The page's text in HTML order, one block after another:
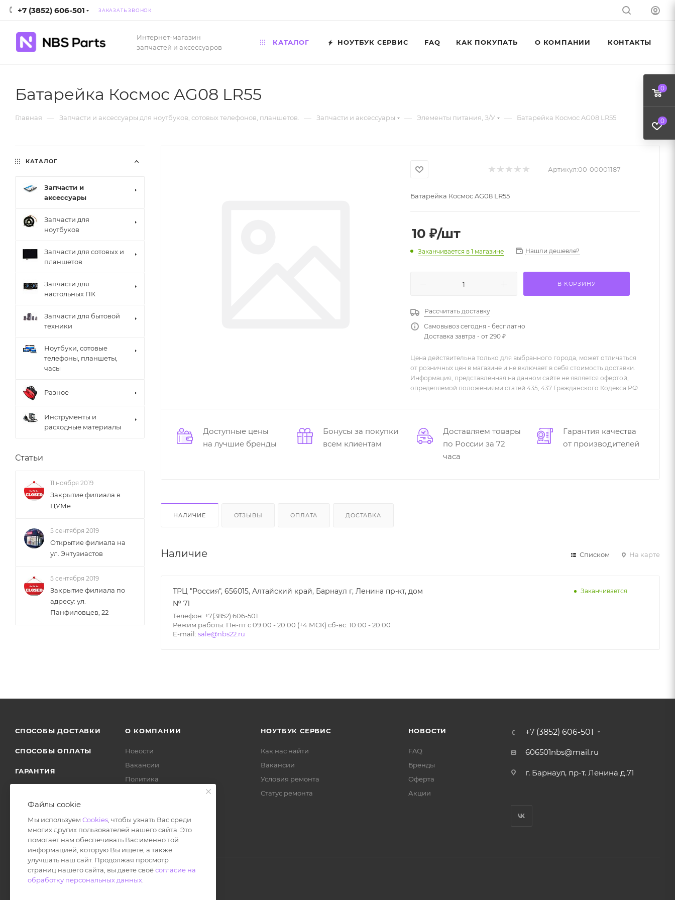
+7 (3852) 606-501 ЗАКАЗАТЬ ЗВОНОК
Интернет-магазин
запчастей и аксессуаров
КАТАЛОГ НОУТБУК СЕРВИС FAQ КАК ПОКУПАТЬ О КОМПАНИИ КОНТАКТЫ
Батарейка Космос AG08 LR55
Главная — Запчасти и аксессуары для ноутбуков, сотовых телефонов, планшетов. — Запчасти и аксессуары — Элементы питания, З/У — Батарейка Космос AG08 LR55
Артикул:00-00001187
Батарейка Космос AG08 LR55
10 ₽/шт
Заканчивается в 1 магазине Нашли дешевле?
В КОРЗИНУ
Рассчитать доставку
Самовывоз сегодня - бесплатно
Доставка завтра - от 290 ₽
Цена действительна только для выбранного города, может отличаться
от розничных цен в магазине и не включает в себя стоимость доставки.
Информация, представленная на данном сайте не является офертой,
определяемой положениями статей 435, 437 Гражданского Кодекса РФ
Доступные цены
на лучшие бренды
Бонусы за покупки
всем клиентам
Доставляем товары
по России за 72
часа
Гарантия качества
от производителей
НАЛИЧИЕ ОТЗЫВЫ ОПЛАТА ДОСТАВКА
Наличие Списком На карте
ТРЦ "Россия", 656015, Алтайский край, Барнаул г, Ленина пр-кт, дом
№ 71
Телефон: +7(3852) 606-501
Режим работы: Пн-пт с 09:00 - 20:00 (+4 МСК) сб-вс: 10:00 - 20:00
E-mail: sale@nbs22.ru
Заканчивается
КАТАЛОГ
Запчасти и
аксессуары
Запчасти для
ноутбуков
Запчасти для сотовых и
планшетов
Запчасти для
настольных ПК
Запчасти для бытовой
техники
Ноутбуки, сотовые
телефоны, планшеты,
часы
Разное
Инструменты и
расходные материалы
Статьи
11 ноября 2019
Закрытие филиала в
ЦУМе
5 сентября 2019
Открытие филиала на
ул. Энтузиастов
5 сентября 2019
Закрытие филиала по
адресу: ул.
Панфиловцев, 22
СПОСОБЫ ДОСТАВКИ
СПОСОБЫ ОПЛАТЫ
ГАРАНТИЯ
О КОМПАНИИ
Новости
Вакансии
Политика
НОУТБУК СЕРВИС
Как нас найти
Вакансии
Условия ремонта
Статус ремонта
НОВОСТИ
FAQ
Бренды
Оферта
Акции
+7 (3852) 606-501
606501nbs@mail.ru
г. Барнаул, пр-т. Ленина д.71
0
0
Файлы cookie
Мы используем Cookies , чтобы узнать Вас среди
многих других пользователей нашего сайта. Это
помогает нам обеспечивать Вас именно той
информацией, которую Вы ищете, а также
улучшать наш сайт. Продолжая просмотр
страниц нашего сайта, вы даете своёсогласие на
обработку персональных данных